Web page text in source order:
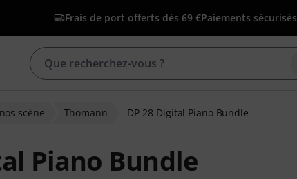
Frais de port offerts dès 69 €Paiements sécurisés
scène Thomann DP-28 Digital Piano Bundle
Piano Bundle